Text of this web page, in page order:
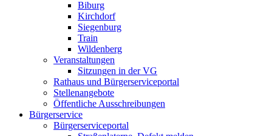
Biburg
Kirchdorf
Siegenburg
Train
Wildenberg
Veranstaltungen
Sitzungen in der VG
Rathaus und Bürgerserviceportal
Stellenangebote
Öffentliche Ausschreibungen
Bürgerservice
Bürgerserviceportal